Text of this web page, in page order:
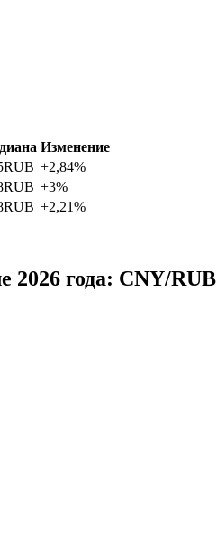
Изменение
RUB +2,84%
RUB +3%
RUB +2,21%
2026 года: CNY/RUB